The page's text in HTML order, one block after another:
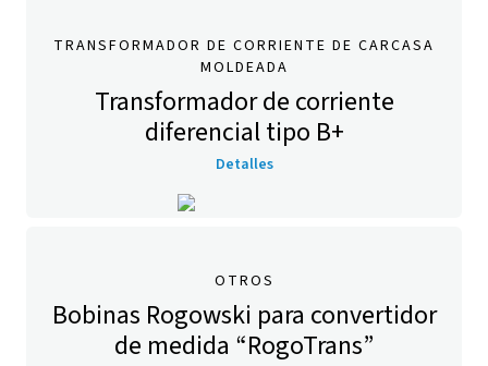
TRANSFORMADOR DE CORRIENTE DE CARCASA
MOLDEADA
Transformador de corriente
diferencial tipo B+
Detalles
OTROS
Bobinas Rogowski para convertidor
de medida “RogoTrans”